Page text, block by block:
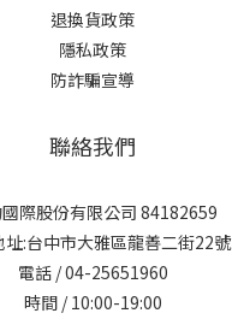
退換貨政策
隱私政策
防詐騙宣導
聯絡我們
際股份有限公司 84182659
址:台中市大雅區龍善二街22號
電話 / 04-25651960
時間 / 10:00-19:00